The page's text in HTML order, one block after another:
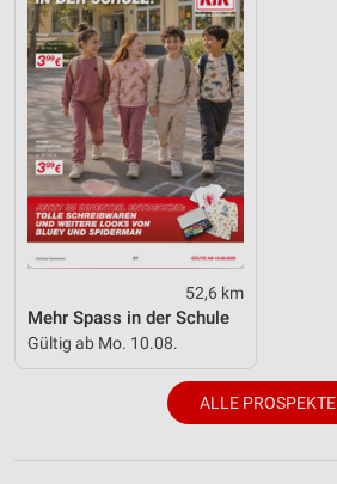
52,6 km
Mehr Spass in der Schule
Gültig ab Mo. 10.08.
ALLE PROSPEKTE